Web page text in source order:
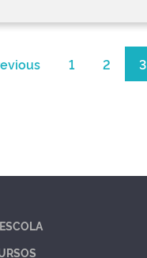
1 2 3